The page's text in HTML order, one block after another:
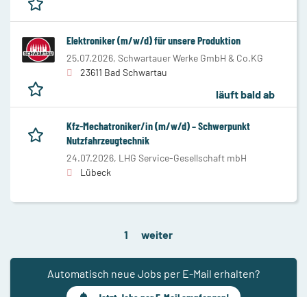
Elektroniker (m/w/d) für unsere Produktion
25.07.2026, Schwartauer Werke GmbH & Co.KG
23611 Bad Schwartau
läuft bald ab
Kfz-Mechatroniker/in (m/w/d) – Schwerpunkt
Nutzfahrzeugtechnik
24.07.2026, LHG Service-Gesellschaft mbH
Lübeck
1 weiter
Automatisch neue Jobs per E-Mail erhalten?